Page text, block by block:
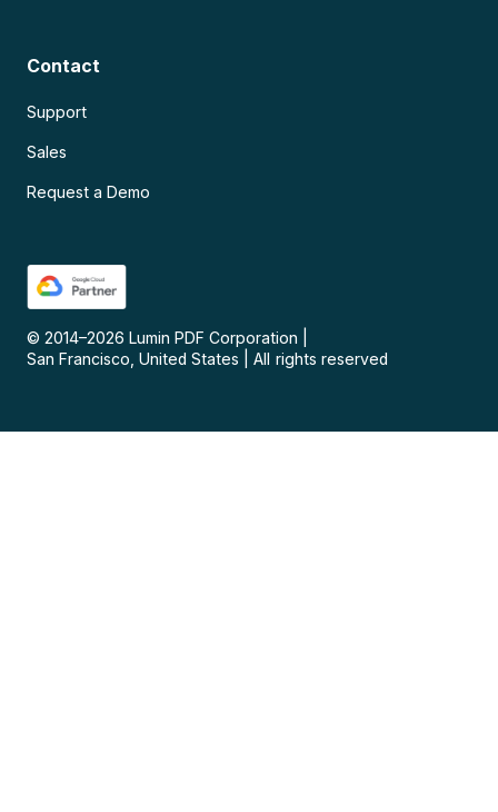
Contact
Support
Sales
Request a Demo
© 2014–2026 Lumin PDF Corporation
San Francisco, United States
All rights reserved